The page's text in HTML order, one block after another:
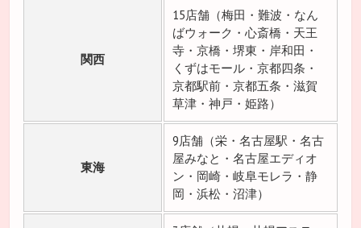
関西
15店舗（梅田・難波・なん
ばウォーク・心斎橋・天王
寺・京橋・堺東・岸和田・
くずはモール・京都四条・
京都駅前・京都五条・滋賀
草津・神戸・姫路）
東海
9店舗（栄・名古屋駅・名古
屋みなと・名古屋エディオ
ン・岡崎・岐阜モレラ・静
岡・浜松・沼津）